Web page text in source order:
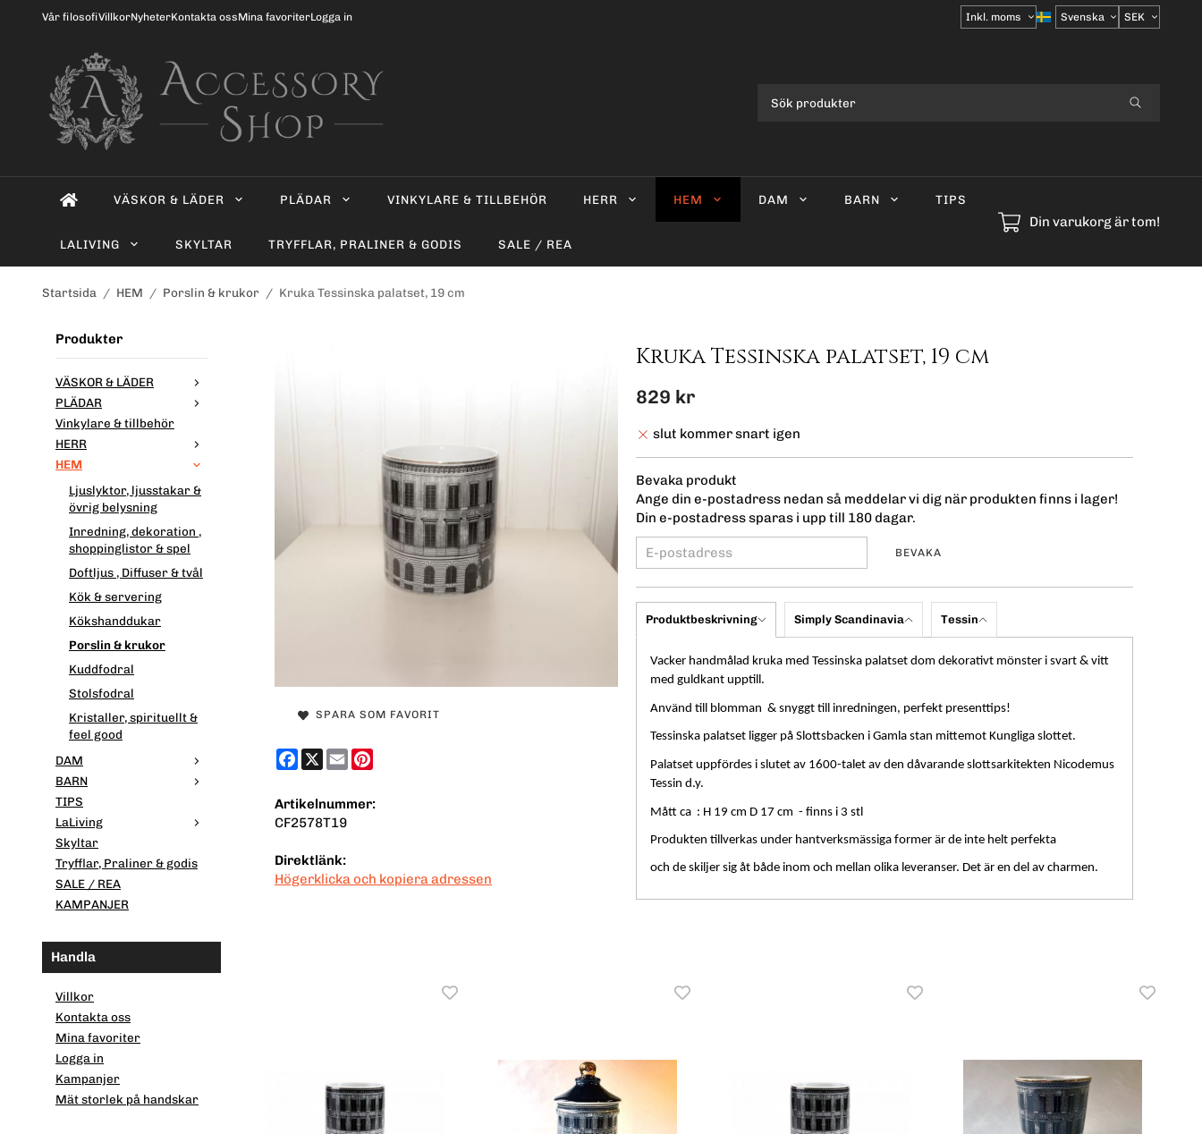
Vår filosofiVillkorNyheterKontakta ossMina favoriterLogga in
Välj
moms
VÄSKOR & LÄDER PLÄDAR VINKYLARE & TILLBEHÖR HERR HEM DAM BARN TIPS
LALIVING SKYLTAR TRYFFLAR, PRALINER & GODIS SALE / REA
Din varukorg är tom!
Startsida / HEM / Porslin & krukor / Kruka Tessinska palatset, 19 cm
Produkter
VÄSKOR & LÄDER
PLÄDAR
Vinkylare & tillbehör
HERR
HEM
Ljuslyktor, ljusstakar &
övrig belysning
Inredning, dekoration ,
shoppinglistor & spel
Doftljus , Diffuser & tvål
Kök & servering
Kökshanddukar
Porslin & krukor
Kuddfodral
Stolsfodral
Kristaller, spirituellt &
feel good
DAM
BARN
TIPS
LaLiving
Skyltar
Tryfflar, Praliner & godis
SALE / REA
KAMPANJER
Handla
Villkor
Kontakta oss
Mina favoriter
Logga in
Kampanjer
Mät storlek på handskar
Kruka Tessinska palatset, 19 cm
829 kr
slut kommer snart igen
Bevaka produkt
Ange din e-postadress nedan så meddelar vi dig när produkten finns i lager!
Din e-postadress sparas i upp till 180 dagar.
BEVAKA
Produktbeskrivning Simply Scandinavia Tessin
Vacker handmålad kruka med Tessinska palatset dom dekorativt mönster i svart & vitt
med guldkant upptill.
Använd till blomman & snyggt till inredningen, perfekt presenttips!
Tessinska palatset ligger på Slottsbacken i Gamla stan mittemot Kungliga slottet.
Palatset uppfördes i slutet av 1600-talet av den dåvarande slottsarkitekten Nicodemus
Tessin d.y.
Mått ca : H 19 cm D 17 cm - finns i 3 stl
Produkten tillverkas under hantverksmässiga former är de inte helt perfekta
och de skiljer sig åt både inom och mellan olika leveranser. Det är en del av charmen.
SPARA SOM FAVORIT
Facebook
X Email
Artikelnummer:
CF2578T19
Direktlänk:
Högerklicka och kopiera adressen